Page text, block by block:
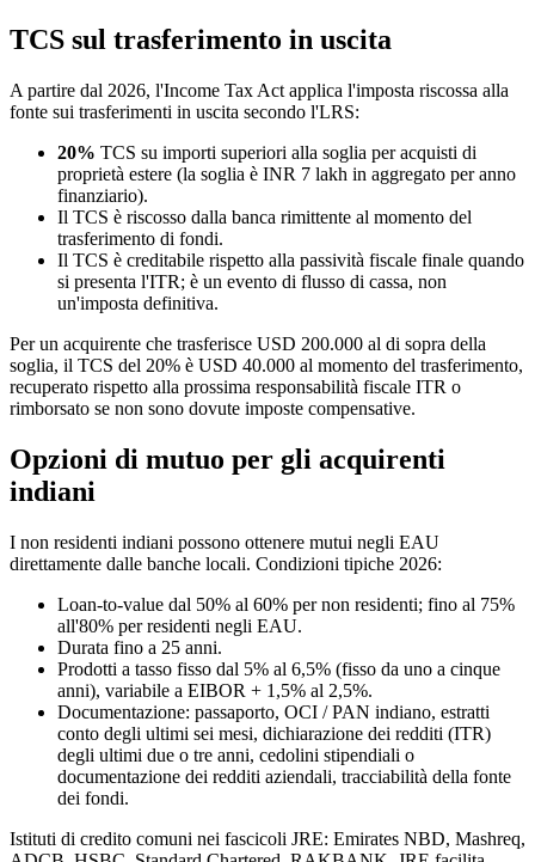
TCS sul trasferimento in uscita
A partire dal 2026, l'Income Tax Act applica l'imposta riscossa alla
fonte sui trasferimenti in uscita secondo l'LRS:
20% TCS su importi superiori alla soglia per acquisti di
proprietà estere (la soglia è INR 7 lakh in aggregato per anno
finanziario).
Il TCS è riscosso dalla banca rimittente al momento del
trasferimento di fondi.
Il TCS è creditabile rispetto alla passività fiscale finale quando
si presenta l'ITR; è un evento di flusso di cassa, non
un'imposta definitiva.
Per un acquirente che trasferisce USD 200.000 al di sopra della
soglia, il TCS del 20% è USD 40.000 al momento del trasferimento,
recuperato rispetto alla prossima responsabilità fiscale ITR o
rimborsato se non sono dovute imposte compensative.
Opzioni di mutuo per gli acquirenti
indiani
I non residenti indiani possono ottenere mutui negli EAU
direttamente dalle banche locali. Condizioni tipiche 2026:
Loan-to-value dal 50% al 60% per non residenti; fino al 75%
all'80% per residenti negli EAU.
Durata fino a 25 anni.
Prodotti a tasso fisso dal 5% al 6,5% (fisso da uno a cinque
anni), variabile a EIBOR + 1,5% al 2,5%.
Documentazione: passaporto, OCI / PAN indiano, estratti
conto degli ultimi sei mesi, dichiarazione dei redditi (ITR)
degli ultimi due o tre anni, cedolini stipendiali o
documentazione dei redditi aziendali, tracciabilità della fonte
dei fondi.
Istituti di credito comuni nei fascicoli JRE: Emirates NBD, Mashreq,